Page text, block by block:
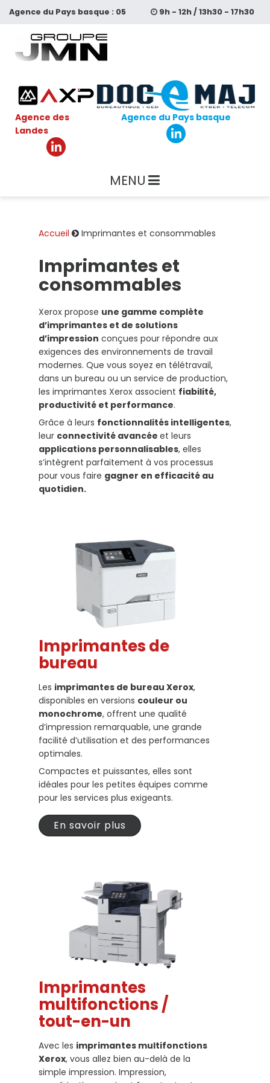
Aller
contenu
principal
Agence du Pays basque : 05
64 11 59 99
9h - 12h / 13h30 - 17h30
Agence des
Landes
Agence du Pays basque
MENU
Accueil Imprimantes et consommables
Imprimantes et
consommables
Xerox propose une gamme complète
d’imprimantes et de solutions
d’impression conçues pour répondre aux
exigences des environnements de travail
modernes. Que vous soyez en télétravail,
dans un bureau ou un service de production,
les imprimantes Xerox associent fiabilité,
productivité et performance.
Grâce à leurs fonctionnalités intelligentes,
leur connectivité avancée et leurs
applications personnalisables, elles
s’intègrent parfaitement à vos processus
pour vous faire gagner en efficacité au
quotidien.
Imprimantes de
bureau
Les imprimantes de bureau Xerox,
disponibles en versions couleur ou
monochrome, offrent une qualité
d’impression remarquable, une grande
facilité d’utilisation et des performances
optimales.
Compactes et puissantes, elles sont
idéales pour les petites équipes comme
pour les services plus exigeants.
En savoir plus
Imprimantes
multifonctions /
tout-en-un
Avec les imprimantes multifonctions
Xerox, vous allez bien au-delà de la
simple impression. Impression,